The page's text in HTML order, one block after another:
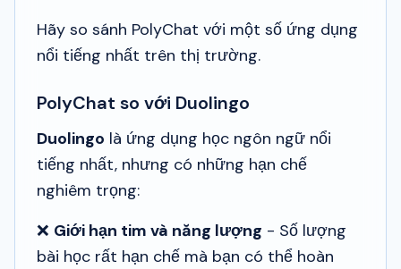
Hãy so sánh PolyChat với một số ứng dụng
nổi tiếng nhất trên thị trường.
PolyChat so với Duolingo
Duolingo là ứng dụng học ngôn ngữ nổi
tiếng nhất, nhưng có những hạn chế
nghiêm trọng:
❌ Giới hạn tim và năng lượng - Số lượng
bài học rất hạn chế mà bạn có thể hoàn